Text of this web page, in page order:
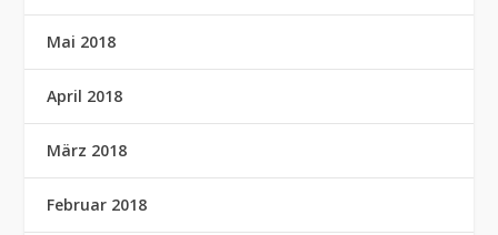
Mai 2018
April 2018
März 2018
Februar 2018